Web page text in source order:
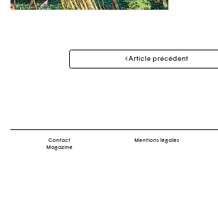
Navigation
Article précédent
Contact
Magazine
Mentions légales